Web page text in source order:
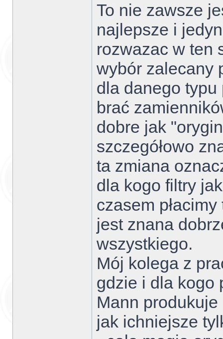
To nie zawsze
najlepsze i
rozwazac w ten
wybór zalecany
dla danego
brać
dobre jak
szczegółowo
ta zmiana
dla kogo filtry
czasem
jest znana
wszystkiego.
Mój kolega z
gdzie i dla kogo
Mann
jak ichniejsze